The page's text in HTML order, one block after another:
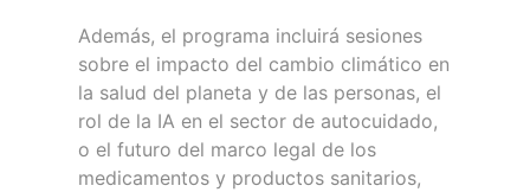
Además, el programa incluirá sesiones
sobre el impacto del cambio climático en
la salud del planeta y de las personas, el
rol de la IA en el sector de autocuidado,
o el futuro del marco legal de los
medicamentos y productos sanitarios,